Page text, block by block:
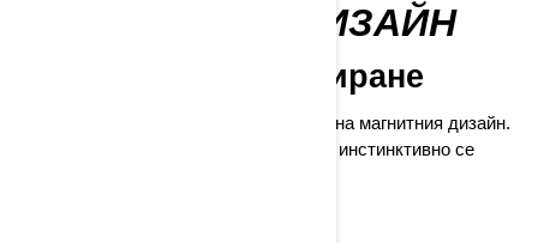
МАГНЕТИЧЕН ДИЗАЙН
Интуитивно инсталиране
Инсталирането е бързо, благодарение на магнитния дизайн.
Комуникационната система Vibe почти инстинктивно се